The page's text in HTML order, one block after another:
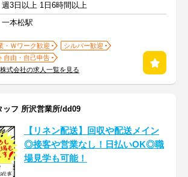
週3日以上 1日6時間以上
一本松駅
・Ｗワーク歓迎
シルバー歓迎
自由・自己申告
式会社の求人一覧を見る
ッフ 所沢営業所/dd09
【リネン配送】回収や配送メイン
◎接客や営業なし！日払いOK◎職
場見学も可能！